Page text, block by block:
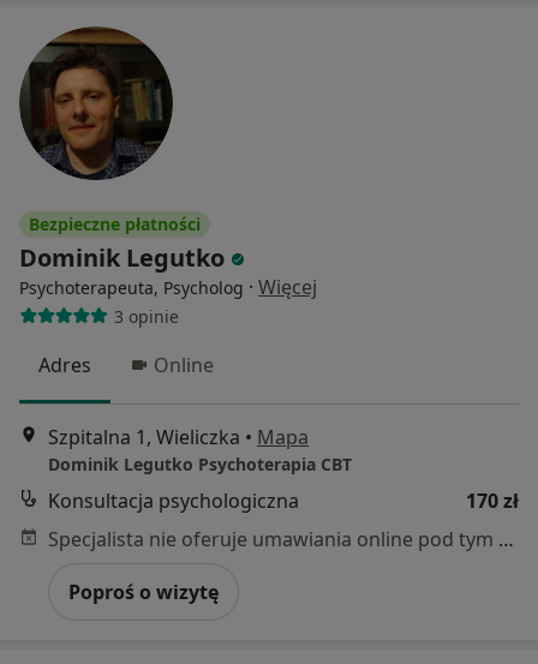
Bezpieczne płatności
Dominik Legutko
Psychoterapeuta, Psycholog · Więcej
3 opinie
Adres Online
Szpitalna 1, Wieliczka • Mapa
Dominik Legutko Psychoterapia CBT
Konsultacja psychologiczna
170 zł
Specjalista nie oferuje umawiania online pod tym adresem.
Poproś o wizytę